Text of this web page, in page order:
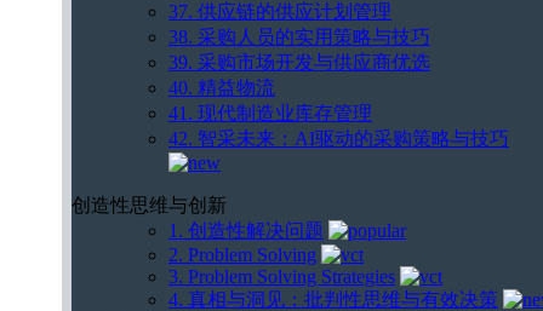
37. 供应链的供应计划管理
38. 采购人员的实用策略与技巧
39. 采购市场开发与供应商优选
40. 精益物流
41. 现代制造业库存管理
42. 智采未来：AI驱动的采购策略与技巧
创造性思维与创新
1. 创造性解决问题
2. Problem Solving
3. Problem Solving Strategies
4. 真相与洞见：批判性思维与有效决策